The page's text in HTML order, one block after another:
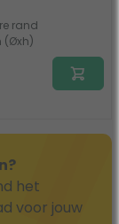
rand
(Øxh)
het
voor jouw